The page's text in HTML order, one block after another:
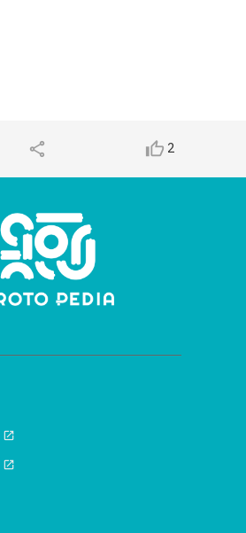
share thumb_up_alt 2
open_in_new
open_in_new